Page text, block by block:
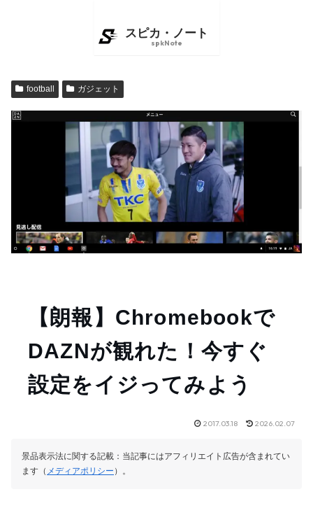
football ガジェット
【朗報】Chromebookで
DAZNが観れた！今すぐ
設定をイジってみよう
2017.03.18 2026.02.07
景品表示法に関する記載：当記事にはアフィリエイト広告が含まれてい
ます（ メディアポリシー ）。